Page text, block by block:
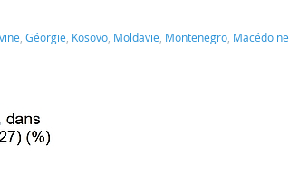
, Géorgie, Kosovo, Moldavie, Montenegro, Macédoine